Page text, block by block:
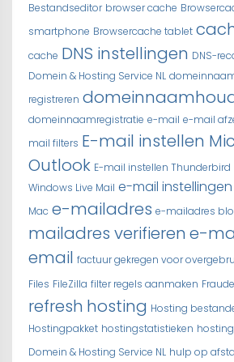
Bestandseditor browser cache
smartphone Browsercache tablet
cache DNS instellingen DNS-
Domein & Hosting Service NL
registreren
domeinnaamregistratie e-mail e-mail
mail filters E-mail instellen
Outlook E-mail instellen Thunderbird
Windows Live Mail e-mail instellingen
Mac e-mailadres e-mailadres
mailadres verifieren e-
email factuur gekregen voor
Files FileZilla filter regels aanmaken Fraude
refresh hosting Hosting
Hostingpakket hostingstatistieken
Domein & Hosting Service NL hulp op